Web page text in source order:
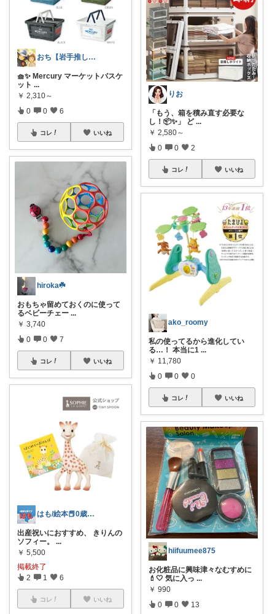
おち【岩手推し🪨】✨
🧺✨ Mercury マーケットバスケ
ット ...
￥ 2,310～
0 0 6
コレ いいね
hiroka☘️
おもちゃ留めておくのに使って
るベビーチェー ...
￥ 3,740
0 0 7
コレ いいね
はも/絵本📕0歳５歳🏠育児グッズ
出産祝いにおすすめ、 きりんの
ソフィー。 ...
￥ 5,500
掲載終了
2 1 6
コレ いいね
りお
「もう、箱を積み直す必要な
し！📦✨」 ど ...
￥ 2,580～
0 0 2
コレ いいね
ako_roomy
私の使ってるから進化してい
る…！ 本当に1 ...
￥ 11,780
0 0 0
コレ いいね
hiifuumee875
お化粧品に興味津々なむすめに
💄🤍 気に入っ ...
￥ 990
0 0 13